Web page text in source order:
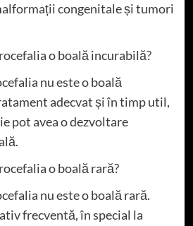
congenitale și tumori
o boală incurabilă?
nu este o boală
adecvat și în timp util,
pot avea o dezvoltare
o boală rară?
nu este o boală rară.
frecventă, în special la